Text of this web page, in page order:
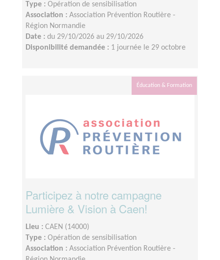
Type : Opération de sensibilisation
Association : Association Prévention Routière -
Région Normandie
Date : du 29/10/2026 au 29/10/2026
Disponibilité demandée : 1 journée le 29 octobre
Éducation & Formation
Participez à notre campagne
Lumière & Vision à Caen!
Lieu : CAEN (14000)
Type : Opération de sensibilisation
Association : Association Prévention Routière -